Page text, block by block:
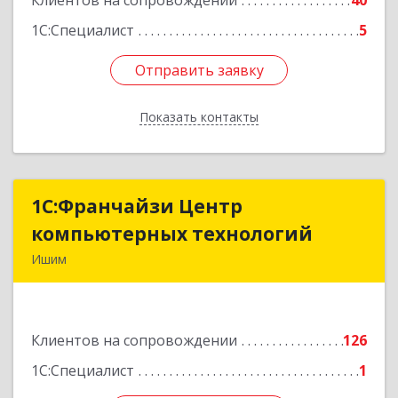
1С:Специалист
5
Отправить заявку
Показать контакты
Отправить заявку
Назад
1С:Франчайзи Центр
компьютерных технологий
Ишим
Клиентов на сопровождении
126
1С:Специалист
1
1С:Франчайзи Центр
компьютерных технологий
Подробнее